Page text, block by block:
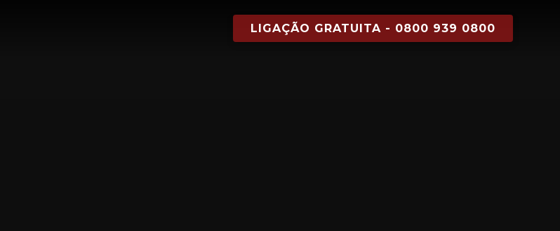
LIGAÇÃO GRATUITA - 0800 939 0800